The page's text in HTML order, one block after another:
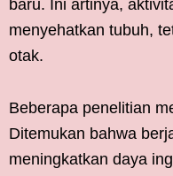
baru. Ini artinya,
menyehatkan tubuh,
otak.
Beberapa penelitian
Ditemukan bahwa
meningkatkan daya